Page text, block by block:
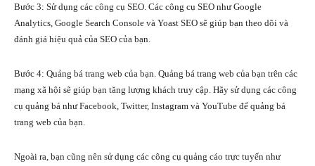
Bước 3: Sử dụng các công cụ SEO. Các công cụ SEO như Google
Analytics, Google Search Console và Yoast SEO sẽ giúp bạn theo dõi và
đánh giá hiệu quả của SEO của bạn.
Bước 4: Quảng bá trang web của bạn. Quảng bá trang web của bạn trên các
mạng xã hội sẽ giúp bạn tăng lượng khách truy cập. Hãy sử dụng các công
cụ quảng bá như Facebook, Twitter, Instagram và YouTube để quảng bá
trang web của bạn.
Ngoài ra, bạn cũng nên sử dụng các công cụ quảng cáo trực tuyến như